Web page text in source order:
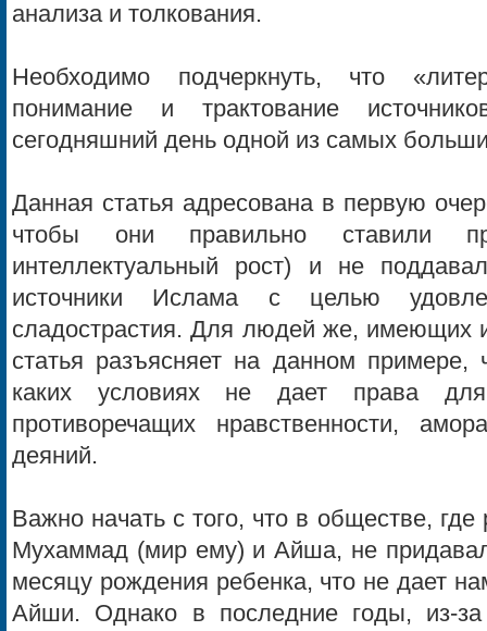
анализа и толкования.
Необходимо подчеркнуть, что
понимание и трактование
сегодняшний день одной из самых
Данная статья адресована в первую
чтобы они правильно ставили
интеллектуальный рост) и не
источники Ислама с целью
сладострастия. Для людей же, имеющих
статья разъясняет на данном
каких условиях не дает права для
противоречащих нравственности,
деяний.
Важно начать с того, что в обществе,
Мухаммад (мир ему) и Айша, не
месяцу рождения ребенка, что не дает
Айши. Однако в последние годы, из-за